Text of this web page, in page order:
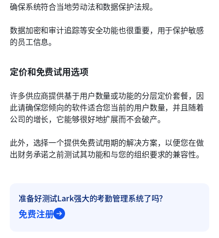
确保系统符合当地劳动法和数据保护法规。
数据加密和审计追踪等安全功能也很重要，用于保护敏感
的员工信息。
定价和免费试用选项
许多供应商提供基于用户数量或功能的分层定价套餐，因
此请确保您倾向的软件适合您当前的用户数量，并且随着
公司的增长，它能够很好地扩展而不会破产。
此外，选择一个提供免费试用期的解决方案，以便您在做
出财务承诺之前测试其功能和与您的组织要求的兼容性。
准备好测试Lark强大的考勤管理系统了吗？
免费注册